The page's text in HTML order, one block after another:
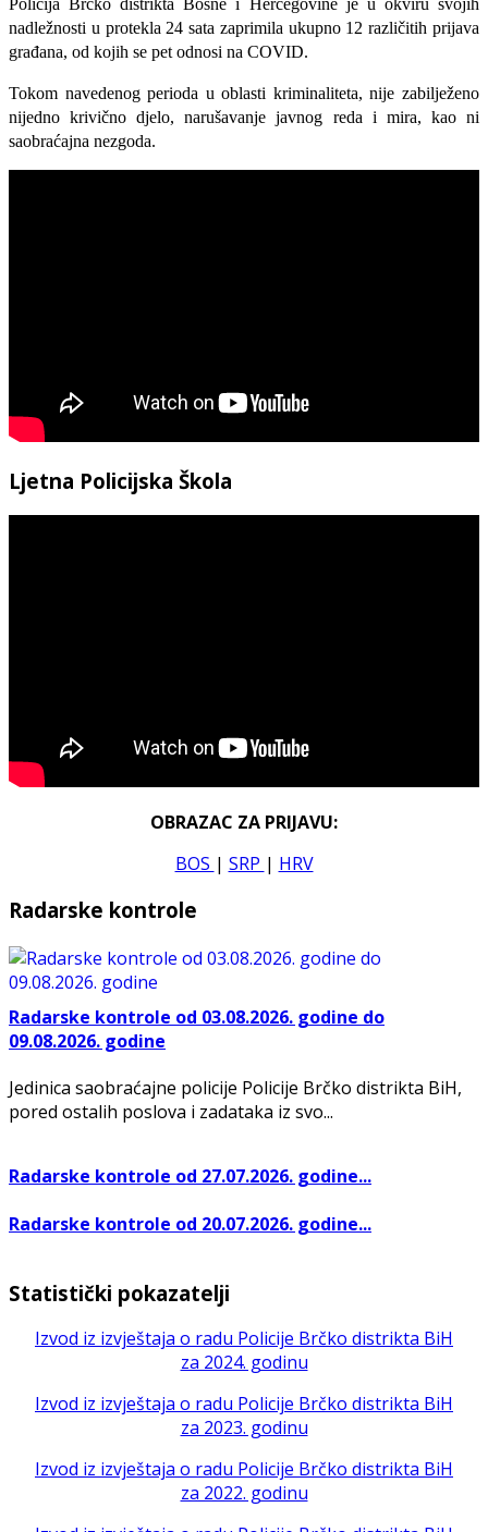
nadležnosti u protekla 24sata zaprimila ukupno 12 različitih prijava
građana, od kojih se pet odnosi na COVID.
Tokom navedenog perioda u oblasti kriminaliteta, nije zabilježeno
nijedno krivično djelo, narušavanje javnog reda i mira, kao ni
saobraćajna nezgoda.
Ljetna Policijska Škola
OBRAZAC ZA PRIJAVU:
BOS | SRP | HRV
Radarske kontrole
Radarske kontrole od 03.08.2026. godine do
09.08.2026. godine
Jedinica saobraćajne policije Policije Brčko distrikta BiH,
pored ostalih poslova i zadataka iz svo...
Radarske kontrole od 27.07.2026. godine...
Radarske kontrole od 20.07.2026. godine...
Statistički pokazatelji
Izvod iz izvještaja o radu Policije Brčko distrikta BiH
za 2024. godinu
Izvod iz izvještaja o radu Policije Brčko distrikta BiH
za 2023. godinu
Izvod iz izvještaja o radu Policije Brčko distrikta BiH
za 2022. godinu